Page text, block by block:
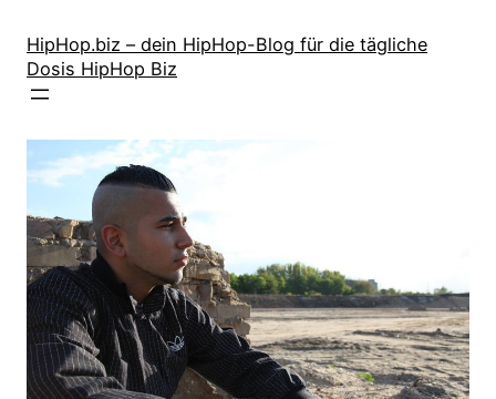
Inhalt
springen
HipHop.biz – dein HipHop-Blog für die tägliche
Dosis HipHop Biz